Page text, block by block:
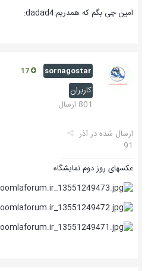
امین چی بگم که همدریم:dadad4:
sornagostar
کاربران
801 ارسال
ارسال شده درآذر
91
عکسهای روز دوم نمایشگاه